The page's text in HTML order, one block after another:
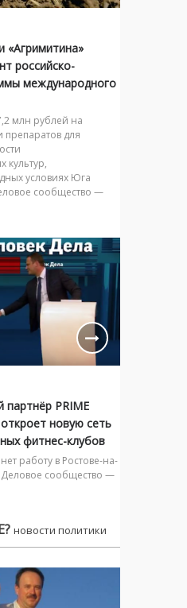
«Агримитина»
российско-
международного
млн рублей на
для
культур,
условиях Юга
сообщество —
PRIME
новую сеть
фитнес-клубов
работу в Ростове-на-
Деловое сообщество —
новости политики